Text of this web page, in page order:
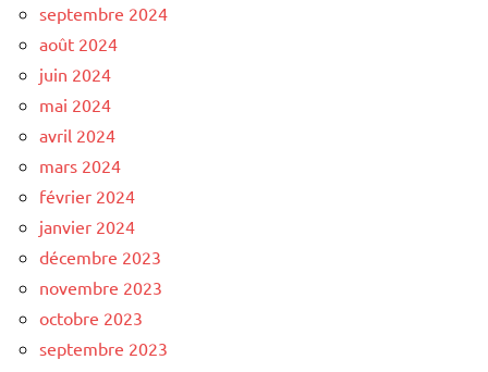
septembre 2024
août 2024
juin 2024
mai 2024
avril 2024
mars 2024
février 2024
janvier 2024
décembre 2023
novembre 2023
octobre 2023
septembre 2023